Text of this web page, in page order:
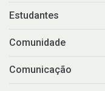
Estudantes
Comunidade
Comunicação